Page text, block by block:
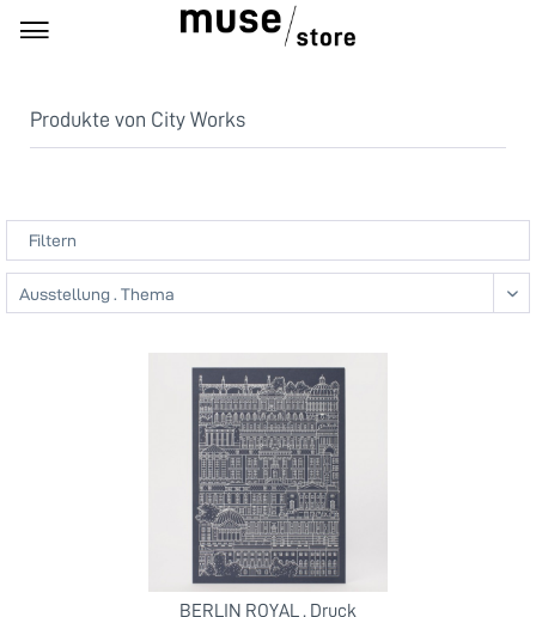
Produkte von City Works
Filtern
BERLIN ROYAL . Druck